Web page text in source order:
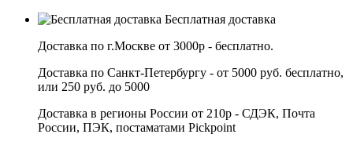
Бесплатная доставка
Доставка по г.Москве от 3000р - бесплатно.
Доставка по Санкт-Петербургу - от 5000 руб. бесплатно,
или 250 руб. до 5000
Доставка в регионы России от 210р - СДЭК, Почта
России, ПЭК, постаматами Pickpoint